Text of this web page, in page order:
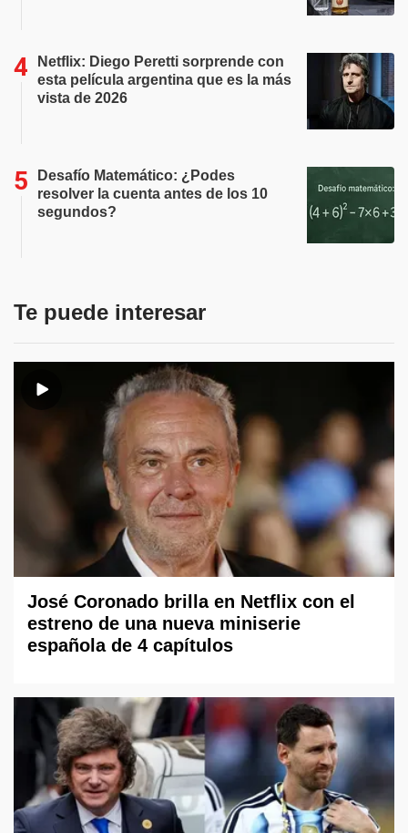
Netflix: Diego Peretti sorprende con
esta película argentina que es la más
vista de 2026
Desafío Matemático: ¿Podes
resolver la cuenta antes de los 10
segundos?
Te puede interesar
José Coronado brilla en Netflix con el
estreno de una nueva miniserie
española de 4 capítulos